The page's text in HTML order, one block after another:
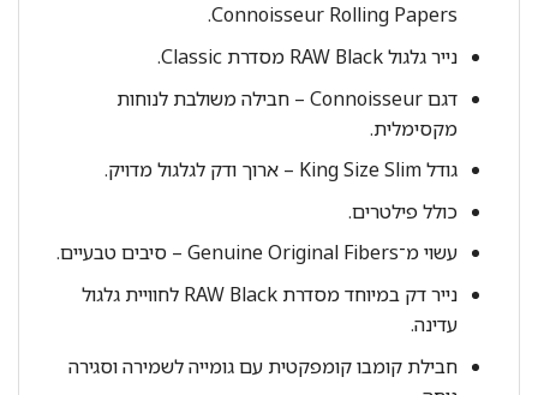
Connoisseur Rolling Papers.
נייר גלגול RAW Black מסדרת Classic.
דגם Connoisseur – חבילה משולבת לנוחות
מקסימלית.
גודל King Size Slim – ארוך ודק לגלגול מדויק.
כולל פילטרים.
עשוי מ־Genuine Original Fibers – סיבים טבעיים.
נייר דק במיוחד מסדרת RAW Black לחוויית גלגול
עדינה.
חבילת קומבו קומפקטית עם גומייה לשמירה וסגירה